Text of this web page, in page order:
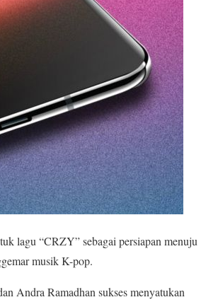
lagu “CRZY” sebagai persiapan menuju
musik K-pop.
Andra Ramadhan sukses menyatukan